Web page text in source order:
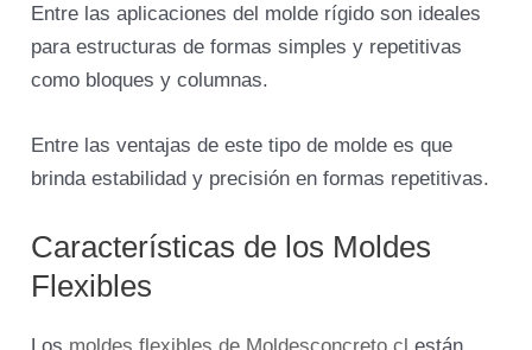
Entre las aplicaciones del molde rígido son ideales
para estructuras de formas simples y repetitivas
como bloques y columnas.
Entre las ventajas de este tipo de molde es que
brinda estabilidad y precisión en formas repetitivas.
Características de los Moldes
Flexibles